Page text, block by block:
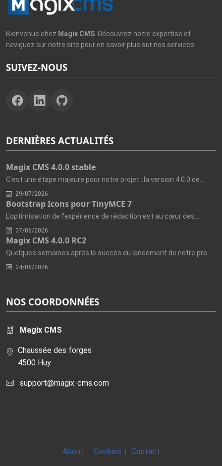
Bienvenue chez Magix CMS. Découvrez notre expertise et
naviguez sur notre site pour en savoir plus sur nos services.
SUIVEZ-NOUS
DERNIÈRES ACTUALITÉS
Magix CMS 4.0.0 stable
C’est une étape majeure pour notre projet : la version 4.0.0 de...
29/07/2026
Bootstrap Icons pour TinyMCE 7
L'optimisation de l'expérience de rédaction est au cœur des...
07/06/2026
Magix CMS 4.0.0 RC2
Quelques semaines après le succès du lancement de notre première...
04/06/2026
NOS COORDONNÉES
Magix CMS
Chaussée des forges
4500 Huy
support@magix-cms.com
About Cookies Contact